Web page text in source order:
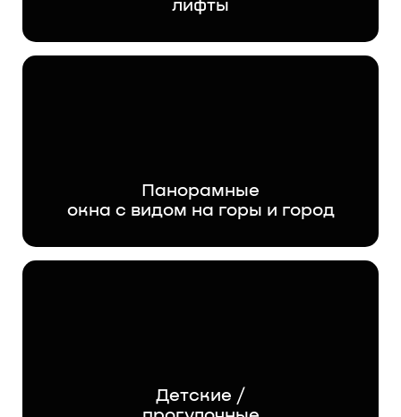
лифты
Панорамные
окна с видом на горы и город
Детские /